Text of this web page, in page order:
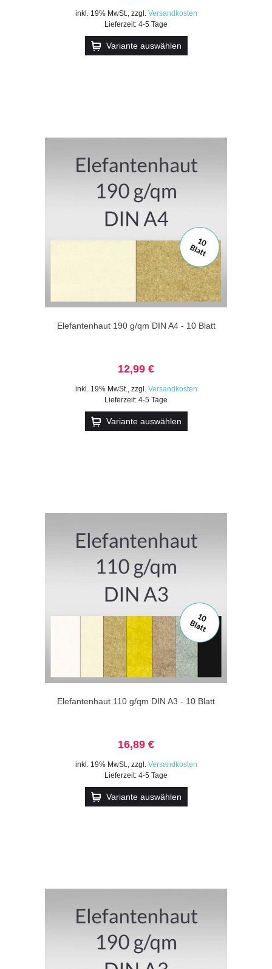
inkl. 19% MwSt., zzgl. Versandkosten
Lieferzeit: 4-5 Tage
Variante auswählen
Elefantenhaut 190 g/qm DIN A4 - 10 Blatt
12,99 €
inkl. 19% MwSt., zzgl. Versandkosten
Lieferzeit: 4-5 Tage
Variante auswählen
Elefantenhaut 110 g/qm DIN A3 - 10 Blatt
16,89 €
inkl. 19% MwSt., zzgl. Versandkosten
Lieferzeit: 4-5 Tage
Variante auswählen